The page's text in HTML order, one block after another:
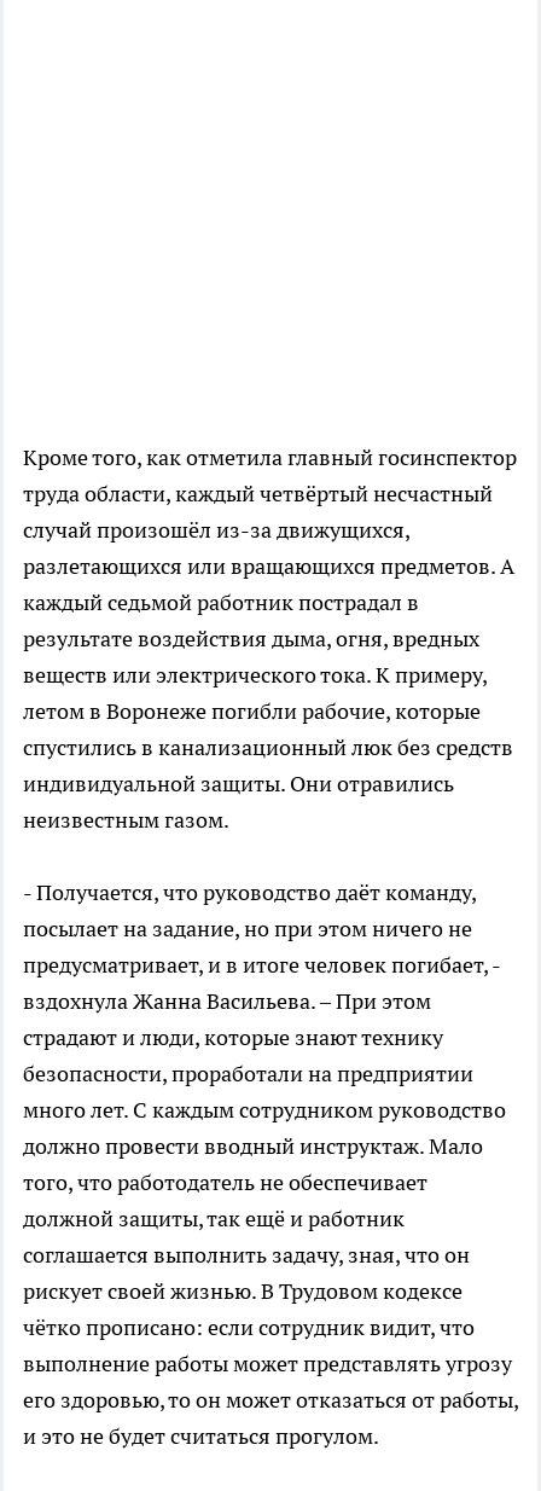
Кроме того, как отметила главный госинспектор
труда области, каждый четвёртый несчастный
случай произошёл из-за движущихся,
разлетающихся или вращающихся предметов. А
каждый седьмой работник пострадал в
результате воздействия дыма, огня, вредных
веществ или электрического тока. К примеру,
летом в Воронеже погибли рабочие, которые
спустились в канализационный люк без средств
индивидуальной защиты. Они отравились
неизвестным газом.
- Получается, что руководство даёт команду,
посылает на задание, но при этом ничего не
предусматривает, и в итоге человек погибает, -
вздохнула Жанна Васильева. – При этом
страдают и люди, которые знают технику
безопасности, проработали на предприятии
много лет. С каждым сотрудником руководство
должно провести вводный инструктаж. Мало
того, что работодатель не обеспечивает
должной защиты, так ещё и работник
соглашается выполнить задачу, зная, что он
рискует своей жизнью. В Трудовом кодексе
чётко прописано: если сотрудник видит, что
выполнение работы может представлять угрозу
его здоровью, то он может отказаться от работы,
и это не будет считаться прогулом.